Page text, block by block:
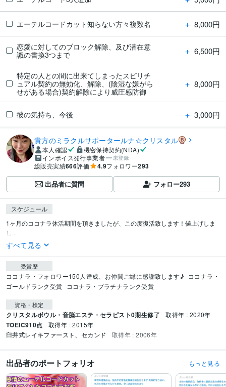
エーテルコードカット知らない方々複数名 ＋ 8,000円
恋愛に対してのブロック解除、及び潜在意
識の書換3つまで
＋ 6,500円
特定の人との間に出来てしまったスピリチ
ュアル契約の無効化、解除、(陰湿な嫌がら
せがある場合)契約解除により威圧感防御
＋ 8,000円
彼の気持ち、今後 ＋ 3,000円
貴方のミラクルサポータールナ☆クリスタル
本人確認
機密保持契約(NDA)
インボイス発行事業者
未登録
総販売実績666評価 4.9フォロワー293
出品者に質問 フォロー293
スケジュール
1ヶ月のココナラ休活期間を頂きましたが、この度復活致します！値上げしま
し...
すべて見る
受賞歴
ココナラ・フォロワー150人達成、お仲間ご縁に感謝致します♪ ココナラ・
ゴールドランク受賞
ココナラ・プラチナランク受賞
資格・検定
クリスタルボウル・音脳エステ・セラピスト0期生修了 取得年 : 2020年
TOEIC910点 取得年 : 2015年
臼井式レイキファースト、セカンド 取得年 : 2006年
出品者のポートフォリオ もっと見る